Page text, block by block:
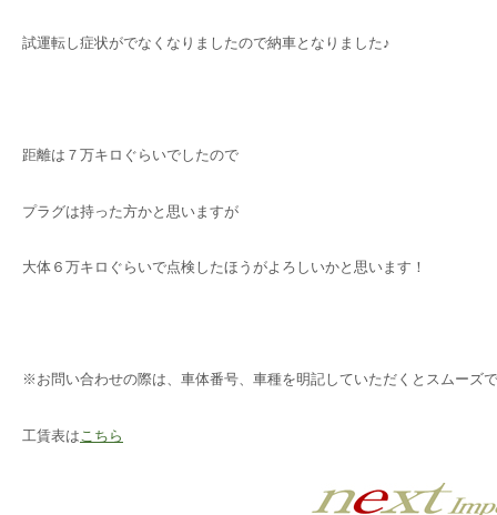
試運転し症状がでなくなりましたので納車となりました♪
距離は７万キロぐらいでしたので
プラグは持った方かと思いますが
大体６万キロぐらいで点検したほうがよろしいかと思います！
※お問い合わせの際は、車体番号、車種を明記していただくとスムーズ
工賃表は こちら